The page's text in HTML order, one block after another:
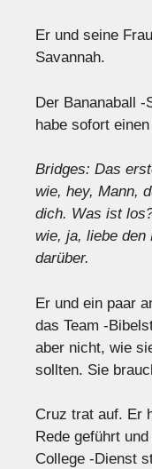
Er und seine
Savannah.
Der Bananaball
habe sofort
Bridges: Das
wie, hey, Mann,
dich. Was ist
wie, ja, liebe den
darüber.
Er und ein paar
das Team -
aber nicht, wie
sollten. Sie
Cruz trat auf. Er
Rede geführt
College -Dienst